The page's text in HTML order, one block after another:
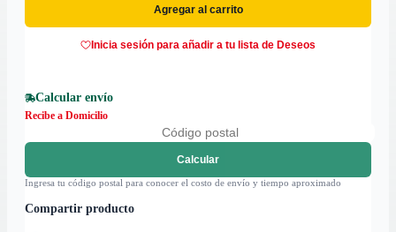
Agregar al carrito
Inicia sesión para añadir a tu lista de Deseos
Calcular envío
Recibe a Domicilio
Calcular
Ingresa tu código postal para conocer el costo de envío y tiempo aproximado
Compartir producto